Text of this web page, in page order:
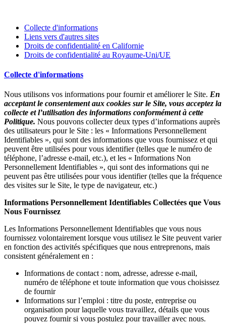
Collecte d'informations
Liens vers d'autres sites
Droits de confidentialité en Californie
Droits de confidentialité au Royaume-Uni/UE
Collecte d'informations
Nous utilisons vos informations pour fournir et améliorer le Site. En
acceptant le consentement aux cookies sur le Site, vous acceptez la
collecte et l’utilisation des informations conformément à cette
Politique. Nous pouvons collecter deux types d’informations auprès
des utilisateurs pour le Site : les « Informations Personnellement
Identifiables », qui sont des informations que vous fournissez et qui
peuvent être utilisées pour vous identifier (telles que le numéro de
téléphone, l’adresse e-mail, etc.), et les « Informations Non
Personnellement Identifiables », qui sont des informations qui ne
peuvent pas être utilisées pour vous identifier (telles que la fréquence
des visites sur le Site, le type de navigateur, etc.)
Informations Personnellement Identifiables Collectées que Vous
Nous Fournissez
Les Informations Personnellement Identifiables que vous nous
fournissez volontairement lorsque vous utilisez le Site peuvent varier
en fonction des activités spécifiques que nous entreprenons, mais
consistent généralement en :
Informations de contact : nom, adresse, adresse e-mail,
numéro de téléphone et toute information que vous choisissez
de fournir
Informations sur l’emploi : titre du poste, entreprise ou
organisation pour laquelle vous travaillez, détails que vous
pouvez fournir si vous postulez pour travailler avec nous.